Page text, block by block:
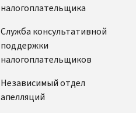
налогоплательщика
Служба консультативной
поддержки
налогоплательщиков
Независимый отдел
апелляций